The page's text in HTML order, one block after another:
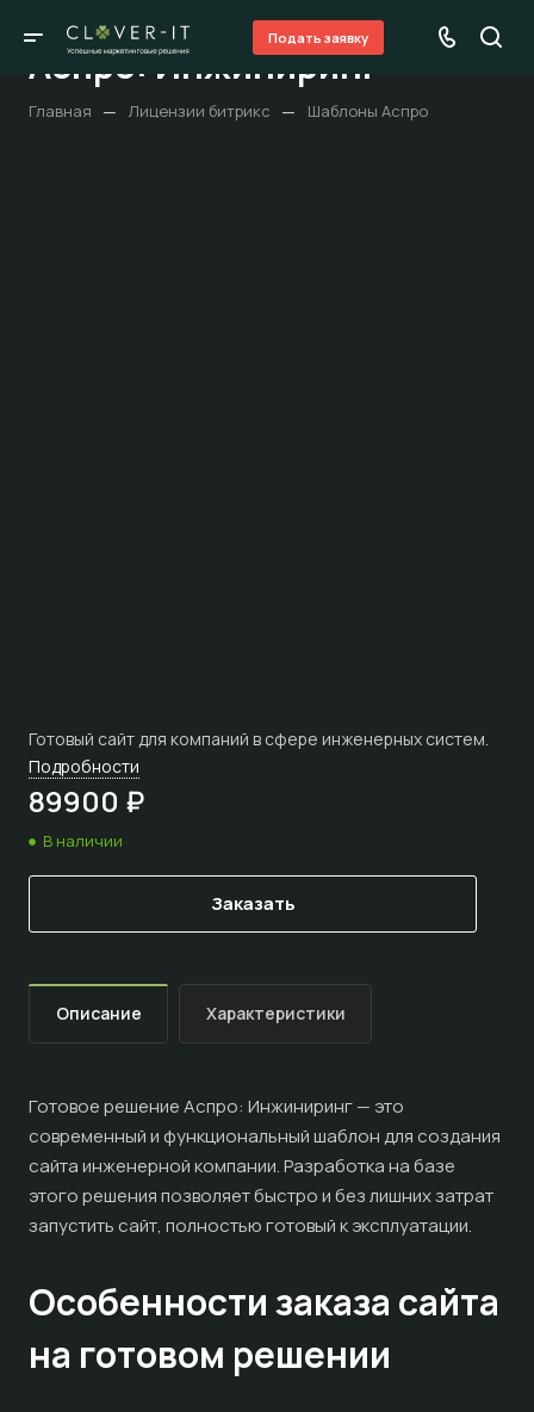
Подать заявку
Аспро: Инжиниринг
Главная — Лицензии битрикс — Шаблоны Аспро
Готовый сайт для компаний в сфере инженерных систем.
Подробности
89900 ₽
В наличии
Заказать
Описание Характеристики
Готовое решение Аспро: Инжиниринг — это
современный и функциональный шаблон для создания
сайта инженерной компании. Разработка на базе
этого решения позволяет быстро и без лишних затрат
запустить сайт, полностью готовый к эксплуатации.
Особенности заказа сайта
на готовом решении